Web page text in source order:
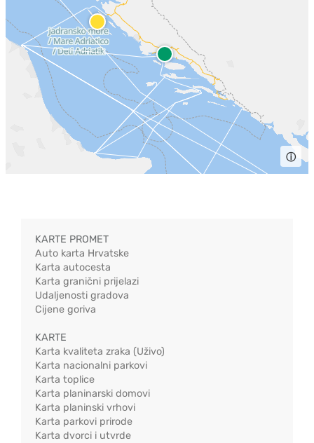
ⓘ
KARTE PROMET
Auto karta Hrvatske
Karta autocesta
Karta granični prijelazi
Udaljenosti gradova
Cijene goriva
KARTE
Karta kvaliteta zraka (Uživo)
Karta nacionalni parkovi
Karta toplice
Karta planinarski domovi
Karta planinski vrhovi
Karta parkovi prirode
Karta dvorci i utvrde